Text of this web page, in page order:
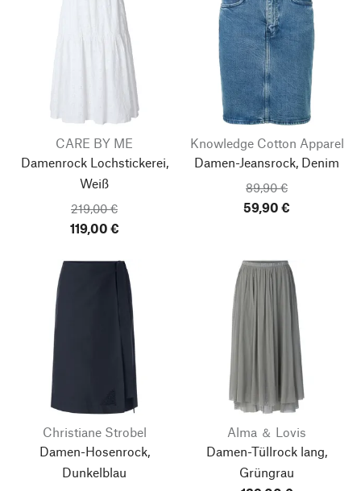
CARE BY ME
Damenrock Lochstickerei,
Weiß
219,00 €
119,00 €
Knowledge Cotton Apparel
Damen-Jeansrock, Denim
89,90 €
59,90 €
Christiane Strobel
Damen-Hosenrock,
Dunkelblau
Alma ＆ Lovis
Damen-Tüllrock lang,
Grüngrau